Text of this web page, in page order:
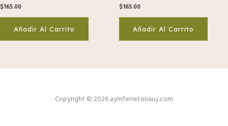
$165.00
Añadir Al Carrito
$165.00
Añadir Al Carrito
Copyright © 2026 aymferreteriauy.com